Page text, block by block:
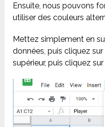
Ensuite, nous pouvons
utiliser des couleurs
Mettez simplement en
données, puis cliquez sur
supérieur, puis cliquez